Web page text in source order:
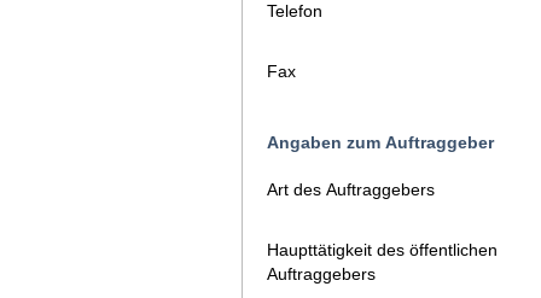
Telefon
Fax
Angaben zum Auftraggeber
Art des Auftraggebers
Haupttätigkeit des öffentlichen
Auftraggebers